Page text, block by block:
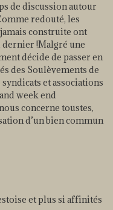
de discussion autour
redouté, les
construite ont
!Malgré une
décide de passer en
des Soulèvements de
et associations
week end
concerne toustes,
d’un bien commun
et plus si affinités